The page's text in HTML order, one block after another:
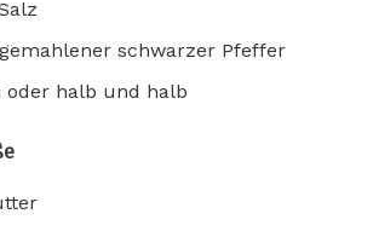
schwarzer Pfeffer
oder halb und halb